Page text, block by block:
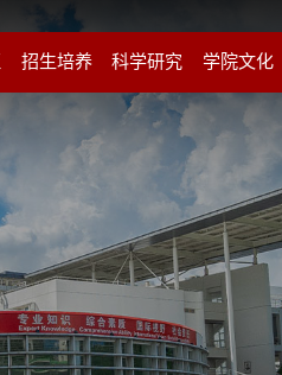
招生培养 科学研究 学院文化